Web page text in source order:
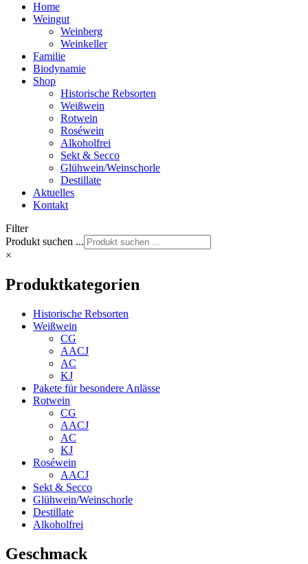
Home
Weingut
Weinberg
Weinkeller
Familie
Biodynamie
Shop
Historische Rebsorten
Weißwein
Rotwein
Roséwein
Alkoholfrei
Sekt & Secco
Glühwein/Weinschorle
Destillate
Aktuelles
Kontakt
Filter
Produkt suchen ...
×
Produktkategorien
Historische Rebsorten
Weißwein
CG
AACJ
AC
KJ
Pakete für besondere Anlässe
Rotwein
CG
AACJ
AC
KJ
Roséwein
AACJ
Sekt & Secco
Glühwein/Weinschorle
Destillate
Alkoholfrei
Geschmack